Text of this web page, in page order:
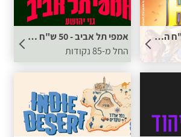
מחזמר שיער - 60 ש"ח הנחה לכרטיס בתוספת נקודות
אמפי תל אביב - 50 ש"ח הנחה לכרטיס בתוספת נקודות
החל מ-85 נקודות